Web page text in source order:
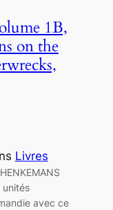
1B,
on the
Livres
unités
avec ce